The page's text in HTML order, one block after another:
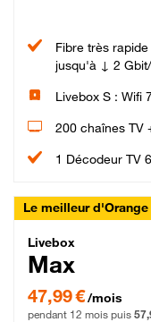
Fibre très rapide
jusqu'à ↓ 2
Livebox S : Wifi
200 chaînes TV
1 Décodeur TV 6
Le meilleur d'Orange
Livebox
Livebox
Max
47,99 € par mois
47,99 €/mois
pendant 12 mois puis